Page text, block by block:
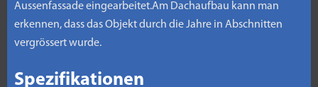
Aussenfassade eingearbeitet.Am Dachaufbau kann man
erkennen, dass das Objekt durch die Jahre in Abschnitten
vergrössert wurde.
Spezifikationen